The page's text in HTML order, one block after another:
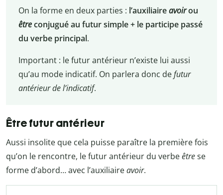
On la forme en deux parties : l’auxiliaireavoirou
êtreconjugué au futur simple + le participe passé
du verbe principal.
Important : le futur antérieur n’existe lui aussi
qu’au mode indicatif. On parlera donc defutur
antérieur de l’indicatif.
Être futur antérieur
Aussi insolite que cela puisse paraître la première fois
qu’on le rencontre, le futur antérieur du verbeêtrese
forme d’abord… avec l’auxiliaireavoir.